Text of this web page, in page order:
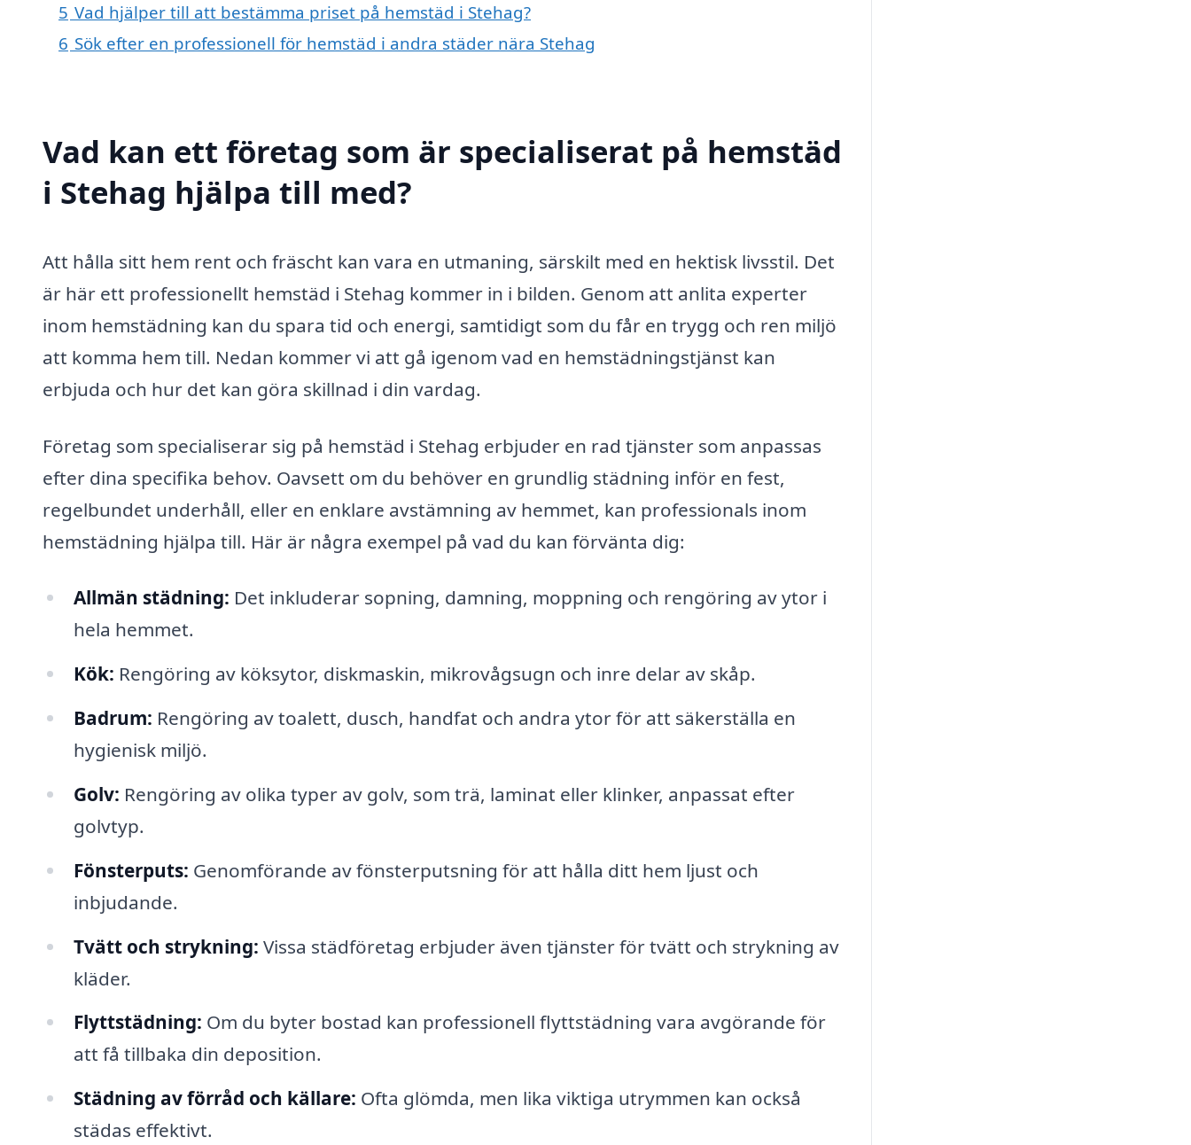
5 Vad hjälper till att bestämma priset på hemstäd i Stehag?
6 Sök efter en professionell för hemstäd i andra städer nära Stehag
Vad kan ett företag som är specialiserat på hemstäd
i Stehag hjälpa till med?
Att hålla sitt hem rent och fräscht kan vara en utmaning, särskilt med en hektisk livsstil. Det
är här ett professionellt hemstäd i Stehag kommer in i bilden. Genom att anlita experter
inom hemstädning kan du spara tid och energi, samtidigt som du får en trygg och ren miljö
att komma hem till. Nedan kommer vi att gå igenom vad en hemstädningstjänst kan
erbjuda och hur det kan göra skillnad i din vardag.
Företag som specialiserar sig på hemstäd i Stehag erbjuder en rad tjänster som anpassas
efter dina specifika behov. Oavsett om du behöver en grundlig städning inför en fest,
regelbundet underhåll, eller en enklare avstämning av hemmet, kan professionals inom
hemstädning hjälpa till. Här är några exempel på vad du kan förvänta dig:
Allmän städning: Det inkluderar sopning, damning, moppning och rengöring av ytor i
hela hemmet.
Kök: Rengöring av köksytor, diskmaskin, mikrovågsugn och inre delar av skåp.
Badrum: Rengöring av toalett, dusch, handfat och andra ytor för att säkerställa en
hygienisk miljö.
Golv: Rengöring av olika typer av golv, som trä, laminat eller klinker, anpassat efter
golvtyp.
Fönsterputs: Genomförande av fönsterputsning för att hålla ditt hem ljust och
inbjudande.
Tvätt och strykning: Vissa städföretag erbjuder även tjänster för tvätt och strykning av
kläder.
Flyttstädning: Om du byter bostad kan professionell flyttstädning vara avgörande för
att få tillbaka din deposition.
Städning av förråd och källare: Ofta glömda, men lika viktiga utrymmen kan också
städas effektivt.